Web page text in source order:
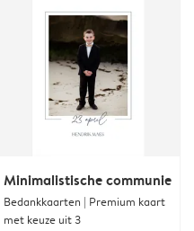
Minimalistische communie
Bedankkaarten | Premium kaart
met keuze uit 3